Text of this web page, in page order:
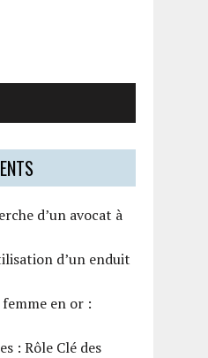
d’un avocat à
d’un enduit
en or :
: Rôle Clé des